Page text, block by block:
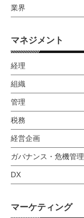
業界
マネジメント
経理
組織
管理
税務
経営企画
ガバナンス・危機管理
DX
マーケティング